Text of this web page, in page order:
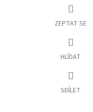
ZEPTAT SE
HLÍDAT
SDÍLET